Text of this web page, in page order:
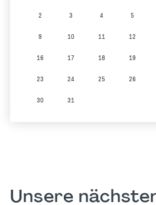
2 3 4 5
9 10 11 12
16 17 18 19
23 24 25 26
30 31
Unsere